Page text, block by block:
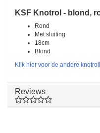
KSF Knotrol - blond,
Rond
Met sluiting
18cm
Blond
Klik hier voor de andere
Reviews